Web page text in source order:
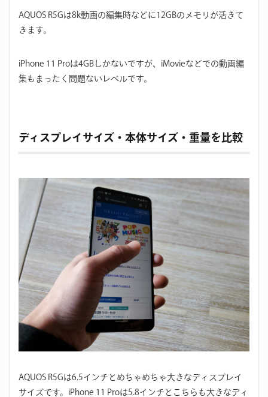
AQUOS R5Gは8k動画の編集時などに12GBのメモリが活きて
きます。
iPhone 11 Proは4GBしかないですが、iMovieなどでの動画編
集もまったく問題ないレベルです。
ディスプレイサイズ・本体サイズ・重量を比較
AQUOS R5Gは6.5インチとめちゃめちゃ大きなディスプレイ
サイズです。iPhone 11 Proは5.8インチとこちらも大きなディ